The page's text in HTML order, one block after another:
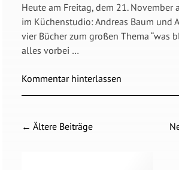
Heute am Freitag, dem 21. November
im Küchenstudio: Andreas Baum und
vier Bücher zum großen Thema “was
alles vorbei …
Kommentar hinterlassen
← Ältere Beiträge